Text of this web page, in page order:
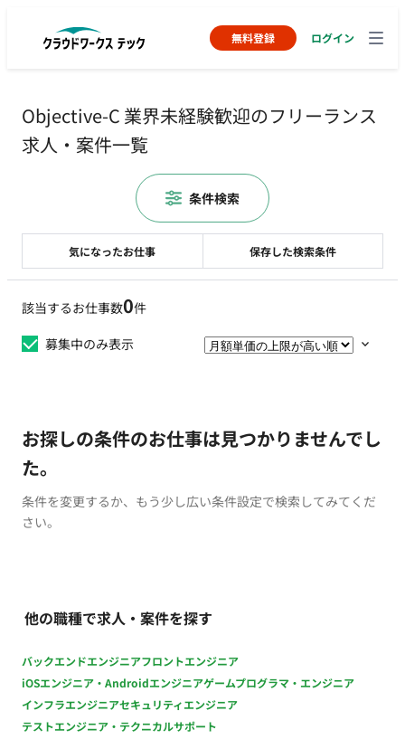
無料登録 ログイン
Objective-C 業界未経験歓迎のフリーランス
求人・案件一覧
該当するお仕事数0件
募集中のみ表示
お探しの条件のお仕事は見つかりませんでし
た。
条件を変更するか、もう少し広い条件設定で検索してみてくだ
さい。
他の職種で求人・案件を探す
バックエンドエンジニアフロントエンジニア
iOSエンジニア・Androidエンジニアゲームプログラマ・エンジニア
インフラエンジニアセキュリティエンジニア
テストエンジニア・テクニカルサポート
気になったお仕事 保存した検索条件
条件検索